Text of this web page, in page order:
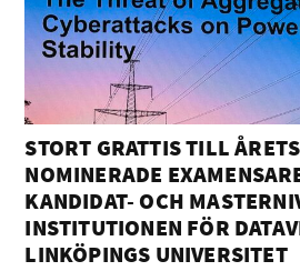
STORT GRATTIS TILL
NOMINERADE
KANDIDAT- OCH
INSTITUTIONEN FÖR
LINKÖPINGS UNIVERSITET